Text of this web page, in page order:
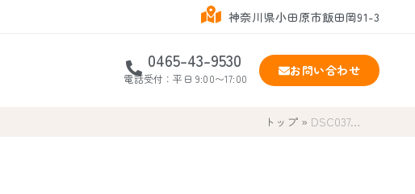
神奈川県小田原市飯田岡91-3
0465-43-9530
電話受付：平日 9:00〜17:00 お問い合わせ
トップ» DSC037…